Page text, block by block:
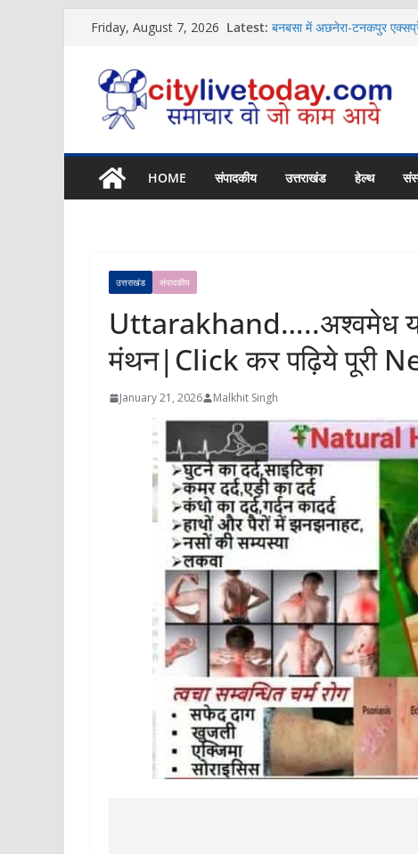
content
Friday, August 7, 2026 Latest: बनबसा में अछनेरा-टनकपुर
News
शिक्षक संगठन ने की संस्कृत शिक्षा
News
Uttarakhand में होगा NCC
HOME संपादकीय उत्तराखंड हेल्थ
उत्तराखंड संपादकीय
Uttarakhand…..अश्वमेध
मंथन|Click कर पढ़िये पूरी
January 21, 2026 Malkhit Singh